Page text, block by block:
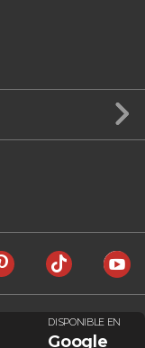
DISPONIBLE EN
Google